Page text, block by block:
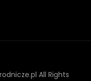
All Rights